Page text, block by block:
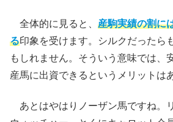
全体的に見ると、 産駒実績の割に
る印象を受けます。シルクだったら
もしれません。そういう意味では、
産馬に出資できるというメリットは
あとはやはりノーザン馬ですね。